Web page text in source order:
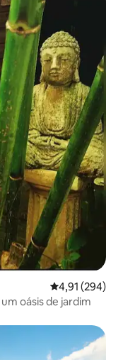
4,91 de uma
4,91 (294)
oásis de jardim